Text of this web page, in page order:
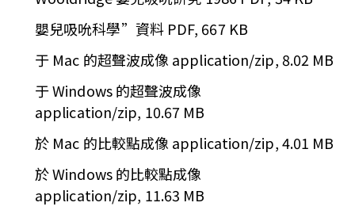
嬰兒吸吮科學”資料 PDF, 667 KB
于 Mac 的超聲波成像 application/zip, 8.02 MB
于 Windows 的超聲波成像
application/zip, 10.67 MB
於 Mac 的比較點成像 application/zip, 4.01 MB
於 Windows 的比較點成像
application/zip, 11.63 MB